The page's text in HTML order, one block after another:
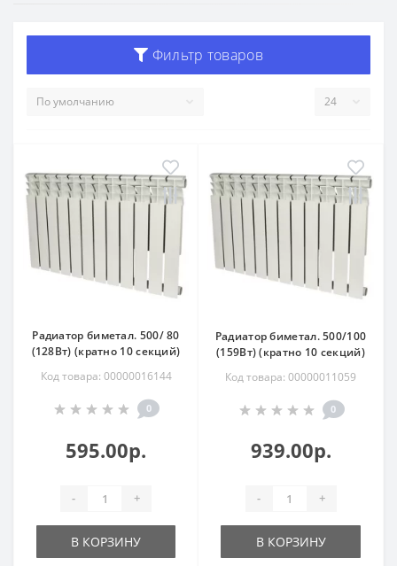
Фильтр товаров
Радиатор биметал. 500/ 80
(128Вт) (кратно 10 секций)
Код товара: 00000016144
0
595.00р.
- +
В КОРЗИНУ
Радиатор биметал. 500/100
(159Вт) (кратно 10 секций)
Код товара: 00000011059
0
939.00р.
- +
В КОРЗИНУ